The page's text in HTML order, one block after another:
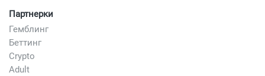
Партнерки
Гемблинг
Беттинг
Crypto
Adult